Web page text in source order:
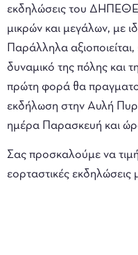
εκδηλώσεις του ΔΗΠΕΘΕ
μικρών και μεγάλων, με
Παράλληλα αξιοποιείται,
δυναμικό της πόλης και
πρώτη φορά θα
εκδήλωση στην Αυλή
ημέρα Παρασκευή και
Σας προσκαλούμε να
εορταστικές εκδηλώσεις